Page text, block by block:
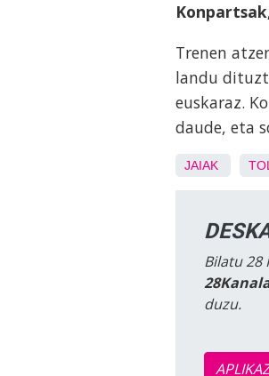
Trenen
landu
euskaraz.
daude, eta
JAIAK
Bilatu 28
duzu.